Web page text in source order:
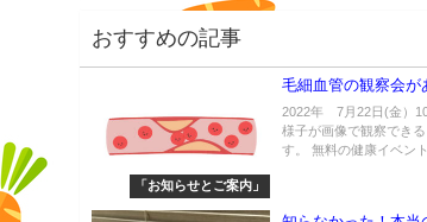
おすすめの記事
「お知らせとご案内」
毛細血管の観察会が
2022年 7月22日(金）
様子が画像で観察でき
す。 無料の健康イベン